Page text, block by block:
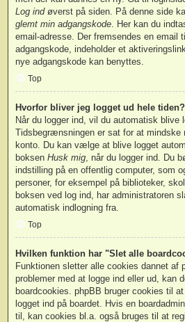
Log indøverst på siden. På denne side
glemt min adgangskode. Her kan du
email-adresse. Der fremsendes en email
adgangskode, indeholder et
nye adgangskode kan benyttes.
Top
Hvorfor bliver jeg logget ud hele tiden?
Når du logger ind, vil du automatisk
Tidsbegrænsningen er sat for at mindske
konto. Du kan vælge at blive logget
boksen Husk mig, når du logger ind. Du
indstilling på en offentlig computer, som
personer, for eksempel på biblioteker,
boksen ved log ind, har administratoren
automatisk indlogning fra.
Top
Hvilken funktion har "Slet alle
Funktionen sletter alle cookies dannet af
problemer med at logge ind eller ud, kan
boardcookies. phpBB bruger cookies til
logget ind på boardet. Hvis en
til, kan cookies bl.a. også bruges til at